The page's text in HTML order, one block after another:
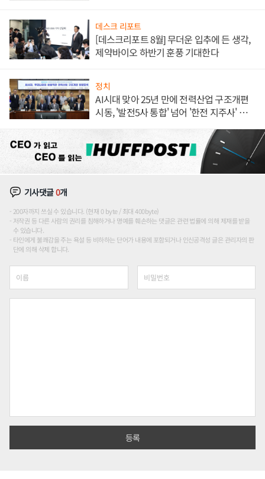
데스크 리포트
[데스크리포트 8월] 무더운 입추에 든 생각,
제약바이오 하반기 훈풍 기대한다
정치
AI시대 맞아 25년 만에 전력산업 구조개편
시동, '발전5사 통합' 넘어 '한전 지주사' 재편
기사댓글0개
200자까지 쓰실 수 있습니다. (현재 0 byte / 최대 400byte)
저작권 등 다른 사람의 권리를 침해하거나 명예를 훼손하는 댓글은 관련 법률에 의해 제재를 받을
수 있습니다.
타인에게 불쾌감을 주는 욕설 등 비하하는 단어가 내용에 포함되거나 인신공격성 글은 관리자의 판
단에 의해 삭제 합니다.